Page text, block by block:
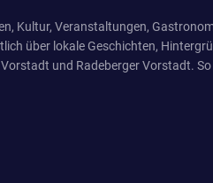
Kultur, Veranstaltungen,
über lokale Geschichten,
und Radeberger Vorstadt.